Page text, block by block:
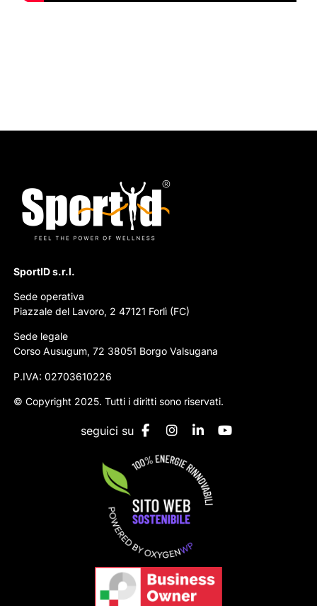
SportID s.r.l.
Sede operativa
Piazzale del Lavoro, 2 47121 Forlì (FC)
Sede legale
Corso Ausugum, 72 38051 Borgo Valsugana
P.IVA: 02703610226
© Copyright 2025. Tutti i diritti sono riservati.
seguici su